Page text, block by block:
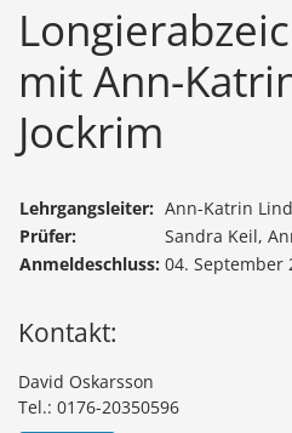
mit Ann-
Jockrim
Lehrgangsleiter: Ann-Katrin
Prüfer:
Sandra Keil,
Anmeldeschluss: 04. September
Kontakt:
David Oskarsson
Tel.: 0176-20350596